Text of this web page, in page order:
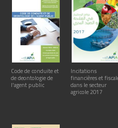
Code de conduite et
de deontologie de
l'agent public
Incitations
financières et
dans le secteur
agricole 2017